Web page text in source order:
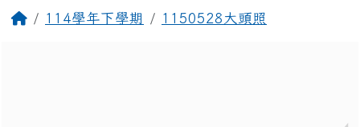
回首頁114學年下學期 1150528大頭照